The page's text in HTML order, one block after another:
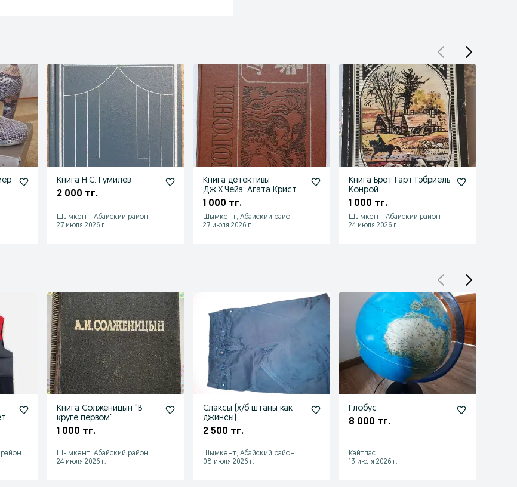
Книга Н.С. Гумилев
2 000 тг.
Шымкент, Абайский район
27 июля 2026 г.
Книга детективы
Дж.Х.Чейз, Агата Кристи,
Ч.Хеймс, Э.Ст.Гарднер и
1 000 тг.
Шымкент, Абайский район
27 июля 2026 г.
Книга Брет Гарт Гэбриель
Конрой
1 000 тг.
Шымкент, Абайский район
24 июля 2026 г.
Книга Солженицын "В
круге первом"
1 000 тг.
Шымкент, Абайский район
24 июля 2026 г.
Слаксы (х/б штаны как
джинсы)
2 500 тг.
Шымкент, Абайский район
08 июля 2026 г.
Глобус .
8 000 тг.
Кайтпас
13 июля 2026 г.